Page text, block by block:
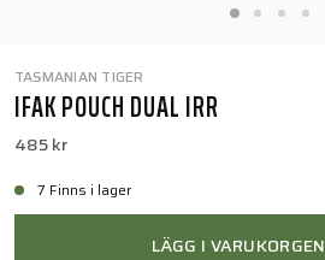
TASMANIAN TIGER
IFAK POUCH DUAL IRR
485 kr
7 Finns i lager
LÄGG I VARUKORGEN